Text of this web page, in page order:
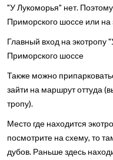
"У Лукоморья" нет.
Приморского шоссе или на
Главный вход на экотропу
Приморского шоссе
Также можно
зайти на маршрут оттуда
тропу).
Место где находится
посмотрите на схему, то
дубов. Раньше здесь